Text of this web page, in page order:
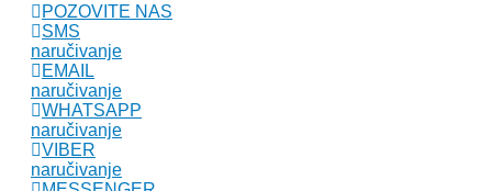
POZOVITE NAS
SMS
naručivanje
EMAIL
naručivanje
WHATSAPP
naručivanje
VIBER
naručivanje